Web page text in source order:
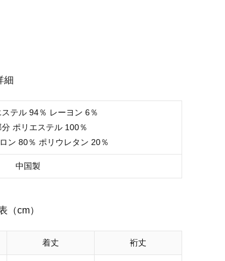
細
テル 94％ レーヨン 6％
ポリエステル 100％
ン 80％ ポリウレタン 20％
中国製
（cm）
着丈 裄丈